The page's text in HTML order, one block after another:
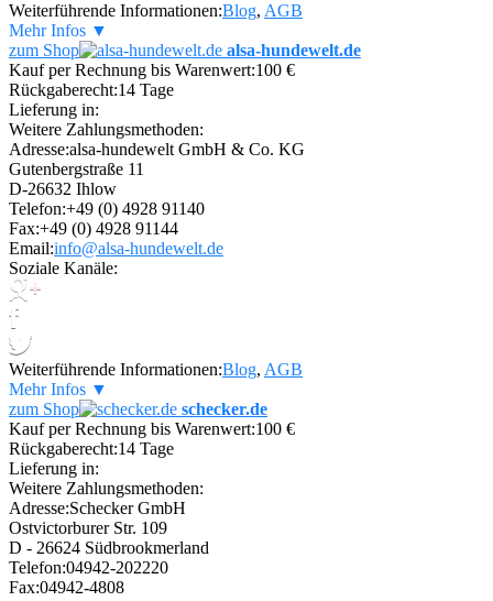
Weiterführende Informationen:Blog, AGB
Mehr Infos ▼
zum Shop
alsa-hundewelt.de
Kauf per Rechnung bis Warenwert:100 €
Rückgaberecht:14 Tage
Lieferung in:
Weitere Zahlungsmethoden:
Adresse:alsa-hundewelt GmbH & Co. KG
Gutenbergstraße 11
D-26632 Ihlow
Telefon:+49 (0) 4928 91140
Fax:+49 (0) 4928 91144
Email:info@alsa-hundewelt.de
Soziale Kanäle:
Weiterführende Informationen:Blog, AGB
Mehr Infos ▼
zum Shop
schecker.de
Kauf per Rechnung bis Warenwert:100 €
Rückgaberecht:14 Tage
Lieferung in:
Weitere Zahlungsmethoden:
Adresse:Schecker GmbH
Ostvictorburer Str. 109
D - 26624 Südbrookmerland
Telefon:04942-202220
Fax:04942-4808